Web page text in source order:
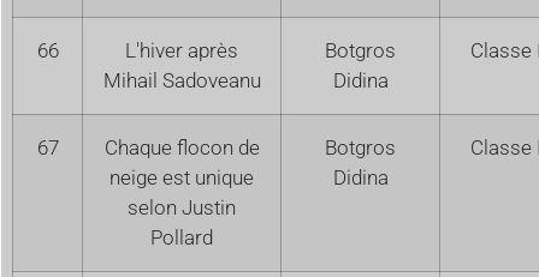
66
L'hiver après
Mihail Sadoveanu
Botgros
Didina
Classe
67
Chaque flocon de
neige est unique
selon Justin
Pollard
Botgros
Didina
Classe